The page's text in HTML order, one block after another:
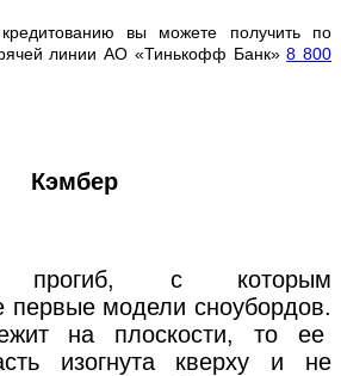
вы можете получить по
линии АО «Тинькофф Банк»8 800
Кэмбер
прогиб, с которым
первые модели сноубордов.
на плоскости, то ее
изогнута кверху и не